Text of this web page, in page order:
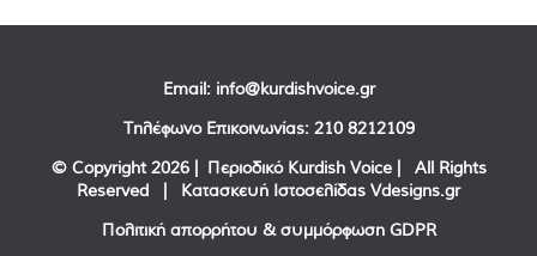
Email: info@kurdishvoice.gr
Τηλέφωνο Επικοινωνίας: 210 8212109
© Copyright 2026 | Περιοδικό Kurdish Voice | All Rights
Reserved | Κατασκευή Ιστοσελίδας Vdesigns.gr
Πολιτική απορρήτου & συμμόρφωση GDPR